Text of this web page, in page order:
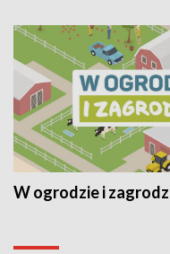
W ogrodzie i